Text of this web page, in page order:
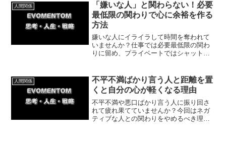
しょう。
人間関係
「嫌いな人」と関わらない！必要
最低限の関わりで心に余裕を作る
方法
嫌いな人にイライラして時間を奪われて
いませんか？仕事では必要最低限の関わ
りに留め、プライベートではシャットア
減らし、自分の時間に集中するための具
体的な対処法を解説。
人間関係
不平不満ばかり言う人と距離を置
くと自分の心が軽くなる理由
不平不満や悪口ばかり言う人に振り回さ
れて疲れ果てていませんか？今回はネガ
ティブな人との関わりをやめるべき理由